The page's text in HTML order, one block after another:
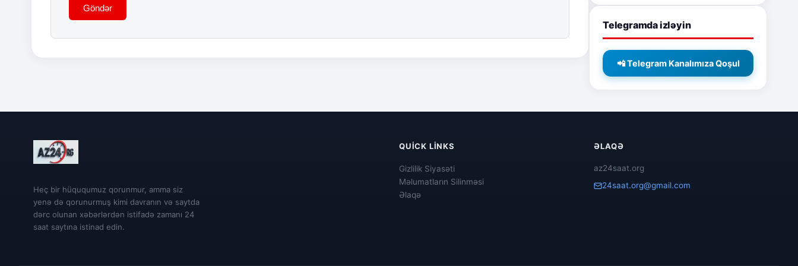
Göndər
Telegramda izləyin
📲 Telegram Kanalımıza Qoşul
Heç bir hüququmuz qorunmur, amma siz
yenə də qorunurmuş kimi davranın və saytda
dərc olunan xəbərlərdən istifadə zamanı 24
saat saytına istinad edin.
QUICK LINKS
Gizlilik Siyasəti
Məlumatların Silinməsi
Əlaqə
ƏLAQƏ
az24saat.org
24saat.org@gmail.com